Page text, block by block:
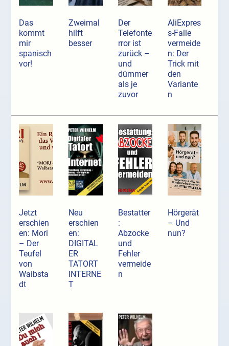
Das
kommt
mir
spanisch
vor!
Zweimal
hilft
besser
Der
Telefonte
rror ist
zurück –
und
dümmer
als je
zuvor
AliExpres
s-Falle
vermeide
n: Der
Trick mit
den
Variante
n
Jetzt
erschien
en: Mori
– Der
Teufel
von
Waibsta
dt
Neu
erschien
en:
DIGITAL
ER
TATORT
INTERNE
T
Bestatter
:
Abzocke
und
Fehler
vermeide
n
Hörgerät
– Und
nun?